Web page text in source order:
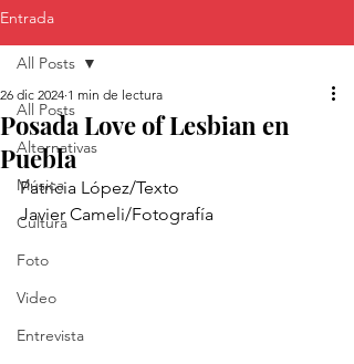
Entrada
All Posts
Alternativas
Música
Cultura
Foto
Video
Entrevista
All Posts
Posada Love of Lesbian en
Puebla
26 dic 2024 1 min de lectura
Patricia López/Texto
Javier Cameli/Fotografía